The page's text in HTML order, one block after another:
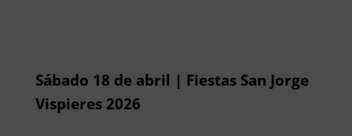
Sábado 18 de abril | Fiestas San Jorge
Vispieres 2026